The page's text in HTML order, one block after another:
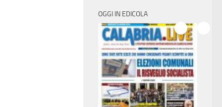
OGGI IN EDICOLA